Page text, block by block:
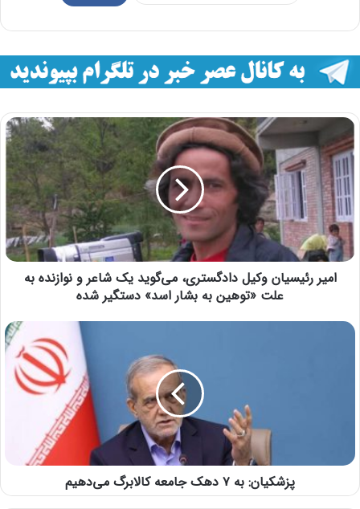
امیر رئیسیان وکیل دادگستری، می‌گوید یک شاعر و نوازنده به
علت «توهین به بشار اسد» دستگیر شده
پزشکیان: به ۷ دهک جامعه کالابرگ می‌دهیم